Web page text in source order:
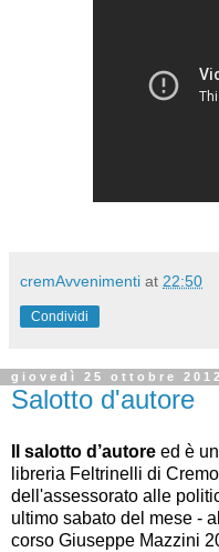
cremAvvenimenti at 22:50
Condividi
giovedì 25 ottobre 2012
Salotto d'autore
Il salotto d’autore ed è
libreria Feltrinelli di
dell'assessorato alle
ultimo sabato del mese -
corso Giuseppe Mazzini